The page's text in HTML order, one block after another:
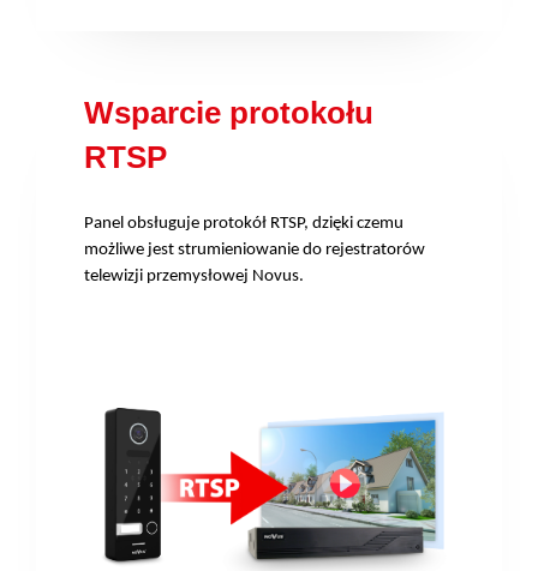
Wsparcie protokołu
RTSP
Panel obsługuje protokół RTSP, dzięki czemu
możliwe jest strumieniowanie do rejestratorów
telewizji przemysłowej Novus.